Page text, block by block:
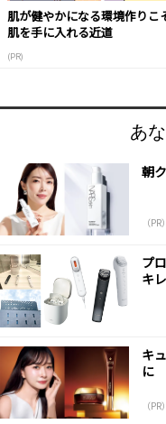
肌が健やかになる環境作りこ
肌を手に入れる近道
(PR)
あ
朝
（PR）
プ
キ
キ
に
（PR）